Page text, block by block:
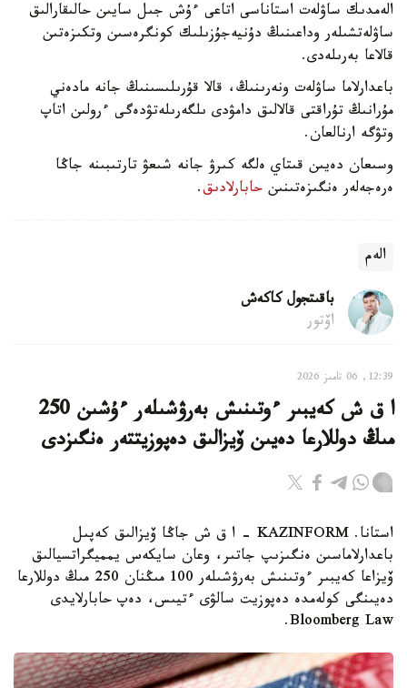
الەمدىك ساۋلەت استاناسى اتاعى ءۇش جىل سايىن حالىقارالىق
ساۋلەتشىلەر وداعىنىڭ دۇنيەجۇزىلىك كونگرەسىن وتكىزەتىن
قالاعا بەرىلەدى.
باعدارلاما ساۋلەت ونەرىنىڭ، قالا قۇرىلىسىنىڭ جانە مادەني
مۇرانىڭ تۇراقتى قالالىق دامۋدى ىلگەرىلەتۋدەگى ءرولىن اتاپ
وتۋگە ارنالعان.
وسىعان دەيىن قىتاي ەلگە كىرۋ جانە شىعۋ تارتىبىنە جاڭا
ەرەجەلەر ەنگىزەتىنىن حابارلادىق.
الەم
باقىتجول كاكەش
اۆتور
12:39, 06 تامىز 2026
ا ق ش كەيبىر ءوتىنىش بەرۋشىلەر ءۇشىن 250
مىڭ دوللارعا دەيىن ۆيزالىق دەپوزيتتەر ەنگىزدى
استانا. KAZINFORM – ا ق ش جاڭا ۆيزالىق كەپىل
باعدارلاماسىن ەنگىزىپ جاتىر، وعان سايكەس يمميگراتسيالىق
ۆيزاعا كەيبىر ءوتىنىش بەرۋشىلەر 100 مىڭنان 250 مىڭ دوللارعا
دەيىنگى كولەمدە دەپوزيت سالۋى ءتيىس، دەپ حابارلايدى
Bloomberg Law.